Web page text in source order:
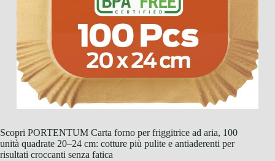
Scopri PORTENTUM Carta forno per friggitrice ad aria, 100
unità quadrate 20–24 cm: cotture più pulite e antiaderenti per
risultati croccanti senza fatica